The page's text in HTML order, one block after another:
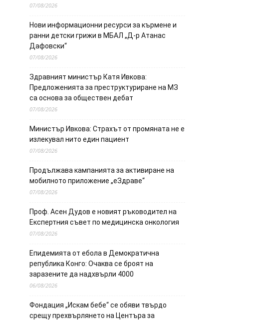
07/08/2026
Нови информационни ресурси за кърмене и
ранни детски грижи в МБАЛ „Д-р Атанас
Дафовски“
07/08/2026
Здравният министър Катя Ивкова:
Предложенията за преструктуриране на МЗ
са основа за обществен дебат
07/08/2026
Министър Ивкова: Страхът от промяната не е
излекувал нито един пациент
07/08/2026
Продължава кампанията за активиране на
мобилното приложение „еЗдраве“
07/08/2026
Проф. Асен Дудов е новият ръководител на
Експертния съвет по медицинска онкология
07/08/2026
Епидемията от ебола в Демократична
република Конго: Очаква се броят на
заразените да надхвърли 4000
06/08/2026
Фондация „Искам бебе“ се обяви твърдо
срещу прехвърлянето на Центъра за